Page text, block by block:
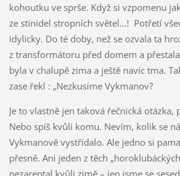
kohoutku ve sprše. Když si vzpomenu
ze stínidel stropních světel…! Potřetí
idylicky. Do té doby, než se ozvala ta
z transformátoru před domem a
byla v chalupě zima a ještě navíc tma.
zase řekl : „Nezkusíme Vykmanov?
Je to vlastně jen taková řečnická otázka,
Nebo spíš kvůli komu. Nevím, kolik se
Vykmanově vystřídalo. Ale jedno si
přesně. Ani jeden z těch
nezareptal kvůli zimě – jen jsme se